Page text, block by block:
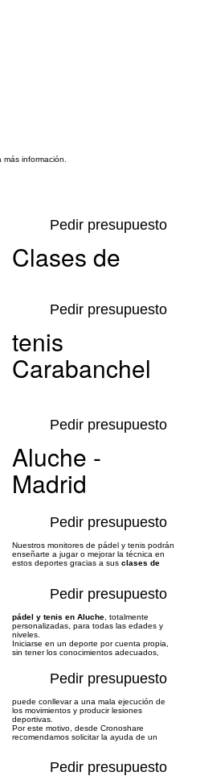
información.
Pedir presupuesto
Pedir presupuesto
Pedir presupuesto
Pedir presupuesto
Pedir presupuesto
Pedir presupuesto
Pedir presupuesto
Clases de
tenis
Carabanchel
Aluche -
Madrid
Nuestros monitores de pádel y tenis podrán
enseñarte a jugar o mejorar la técnica en
estos deportes gracias a sus clases de
pádel y tenis en Aluche , totalmente
personalizadas, para todas las edades y
niveles.
Iniciarse en un deporte por cuenta propia,
sin tener los conocimientos adecuados,
puede conllevar a una mala ejecución de
los movimientos y producir lesiones
deportivas.
Por este motivo, desde Cronoshare
recomendamos solicitar la ayuda de un